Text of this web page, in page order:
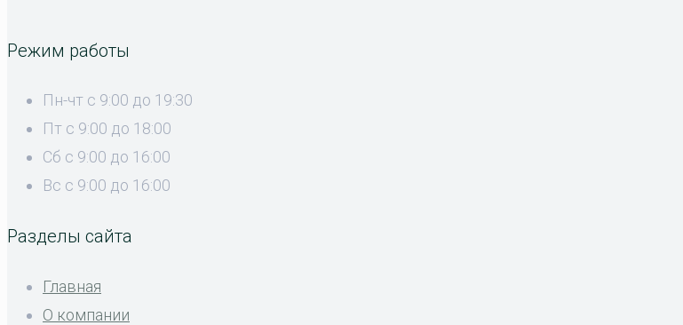
Режим работы
Пн-чт с 9:00 до 19:30
Пт с 9:00 до 18:00
Сб с 9:00 до 16:00
Вс с 9:00 до 16:00
Разделы сайта
Главная
О компании